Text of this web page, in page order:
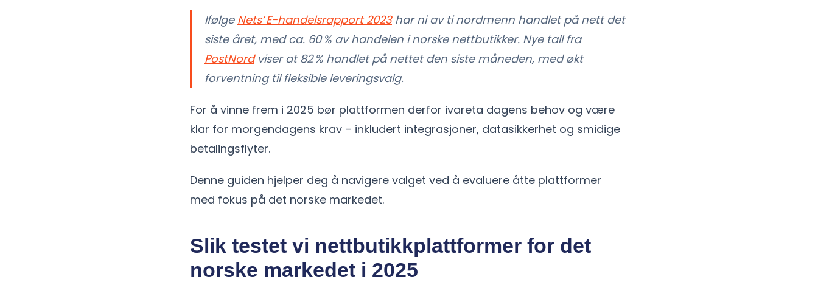
Ifølge Nets’ E-handelsrapport 2023har ni av ti nordmenn handlet på nett det
siste året, med ca. 60 % av handelen i norske nettbutikker. Nye tall fra
PostNordviser at 82 % handlet på nettet den siste måneden, med økt
forventning til fleksible leveringsvalg.
For å vinne frem i 2025 bør plattformen derfor ivareta dagens behov og være
klar for morgendagens krav – inkludert integrasjoner, datasikkerhet og smidige
betalingsflyter.
Denne guiden hjelper deg å navigere valget ved å evaluere åtte plattformer
med fokus på det norske markedet.
Slik testet vi nettbutikkplattformer for det
norske markedet i 2025